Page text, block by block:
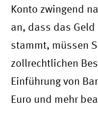
Konto zwingend
an, dass das
stammt, müssen
zollrechtlichen
Einführung von
Euro und mehr